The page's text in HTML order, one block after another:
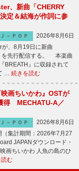
、新曲「CHERRY
定＆結海が作詞に参
Ｊ－ＰＯＰ
2026年8月6日
、8月19日に新曲
を先行配信する。 本楽曲
BREATH』に収録されて
… 続きを読む
映画ちいかわ』OSTが
得 MECHATU-A／
Ｊ－ＰＯＰ
2026年8月6日
集計期間：2026年7月27
JAPANダウンロード・
画ちいかわ 人魚の島のひ
む